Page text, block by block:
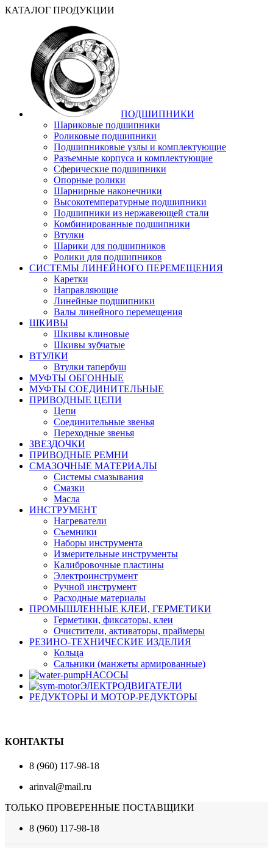
КАТАЛОГ ПРОДУКЦИИ
ПОДШИПНИКИ
Шариковые подшипники
Роликовые подшипники
Подшипниковые узлы и комплектующие
Разъемные корпуса и комплектующие
Сферические подшипники
Опорные ролики
Шарнирные наконечники
Высокотемпературные подшипники
Подшипники из нержавеющей стали
Комбинированные подшипники
Втулки
Шарики для подшипников
Ролики для подшипников
СИСТЕМЫ ЛИНЕЙНОГО ПЕРЕМЕЩЕНИЯ
Каретки
Направляющие
Линейные подшипники
Валы линейного перемещения
ШКИВЫ
Шкивы клиновые
Шкивы зубчатые
ВТУЛКИ
Втулки тапербуш
МУФТЫ ОБГОННЫЕ
МУФТЫ СОЕДИНИТЕЛЬНЫЕ
ПРИВОДНЫЕ ЦЕПИ
Цепи
Соединительные звенья
Переходные звенья
ЗВЕЗДОЧКИ
ПРИВОДНЫЕ РЕМНИ
СМАЗОЧНЫЕ МАТЕРИАЛЫ
Системы смазывания
Смазки
Масла
ИНСТРУМЕНТ
Нагреватели
Съемники
Наборы инструмента
Измерительные инструменты
Калибровочные пластины
Электроинструмент
Ручной инструмент
Расходные материалы
ПРОМЫШЛЕННЫЕ КЛЕИ, ГЕРМЕТИКИ
Герметики, фиксаторы, клеи
Очистители, активаторы, праймеры
РЕЗИНО-ТЕХНИЧЕСКИЕ ИЗДЕЛИЯ
Кольца
Сальники (манжеты армированные)
НАСОСЫ
ЭЛЕКТРОДВИГАТЕЛИ
РЕДУКТОРЫ И МОТОР-РЕДУКТОРЫ
КОНТАКТЫ
8 (960) 117-98-18
arinval@mail.ru
ТОЛЬКО ПРОВЕРЕННЫЕ ПОСТАВЩИКИ
8 (960) 117-98-18